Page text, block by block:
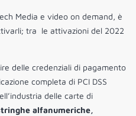
Media e video on demand, è
tra le attivazioni del 2022
delle credenziali di pagamento
completa di PCI DSS
delle carte di
alfanumeriche,